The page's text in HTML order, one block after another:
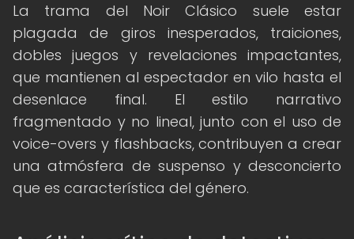
La trama del Noir Clásico suele estar
plagada de giros inesperados, traiciones,
dobles juegos y revelaciones impactantes,
que mantienen al espectador en vilo hasta el
desenlace final. El estilo narrativo
fragmentado y no lineal, junto con el uso de
voice-overs y flashbacks, contribuyen a crear
una atmósfera de suspenso y desconcierto
que es característica del género.